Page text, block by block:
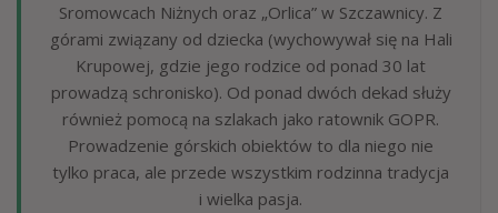
Sromowcach Niżnych oraz „Orlica” w Szczawnicy. Z
górami związany od dziecka (wychowywał się na Hali
Krupowej, gdzie jego rodzice od ponad 30 lat
prowadzą schronisko). Od ponad dwóch dekad służy
również pomocą na szlakach jako ratownik GOPR.
Prowadzenie górskich obiektów to dla niego nie
tylko praca, ale przede wszystkim rodzinna tradycja
i wielka pasja.